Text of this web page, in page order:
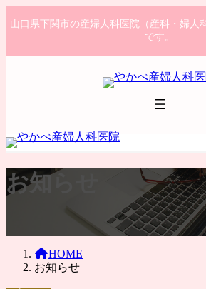
ン
ン
プ
ビ
ー
動
山口県下関市の産婦人科医院（産科・婦人
です。
お知らせ
HOME
お知らせ